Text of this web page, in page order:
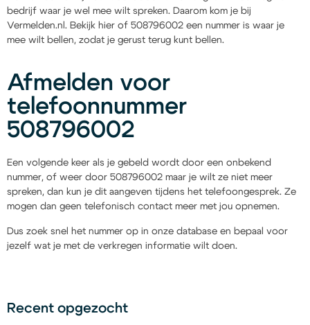
bedrijf waar je wel mee wilt spreken. Daarom kom je bij
Vermelden.nl. Bekijk hier of 508796002 een nummer is waar je
mee wilt bellen, zodat je gerust terug kunt bellen.
Afmelden voor
telefoonnummer
508796002
Een volgende keer als je gebeld wordt door een onbekend
nummer, of weer door 508796002 maar je wilt ze niet meer
spreken, dan kun je dit aangeven tijdens het telefoongesprek. Ze
mogen dan geen telefonisch contact meer met jou opnemen.
Dus zoek snel het nummer op in onze database en bepaal voor
jezelf wat je met de verkregen informatie wilt doen.
Recent opgezocht